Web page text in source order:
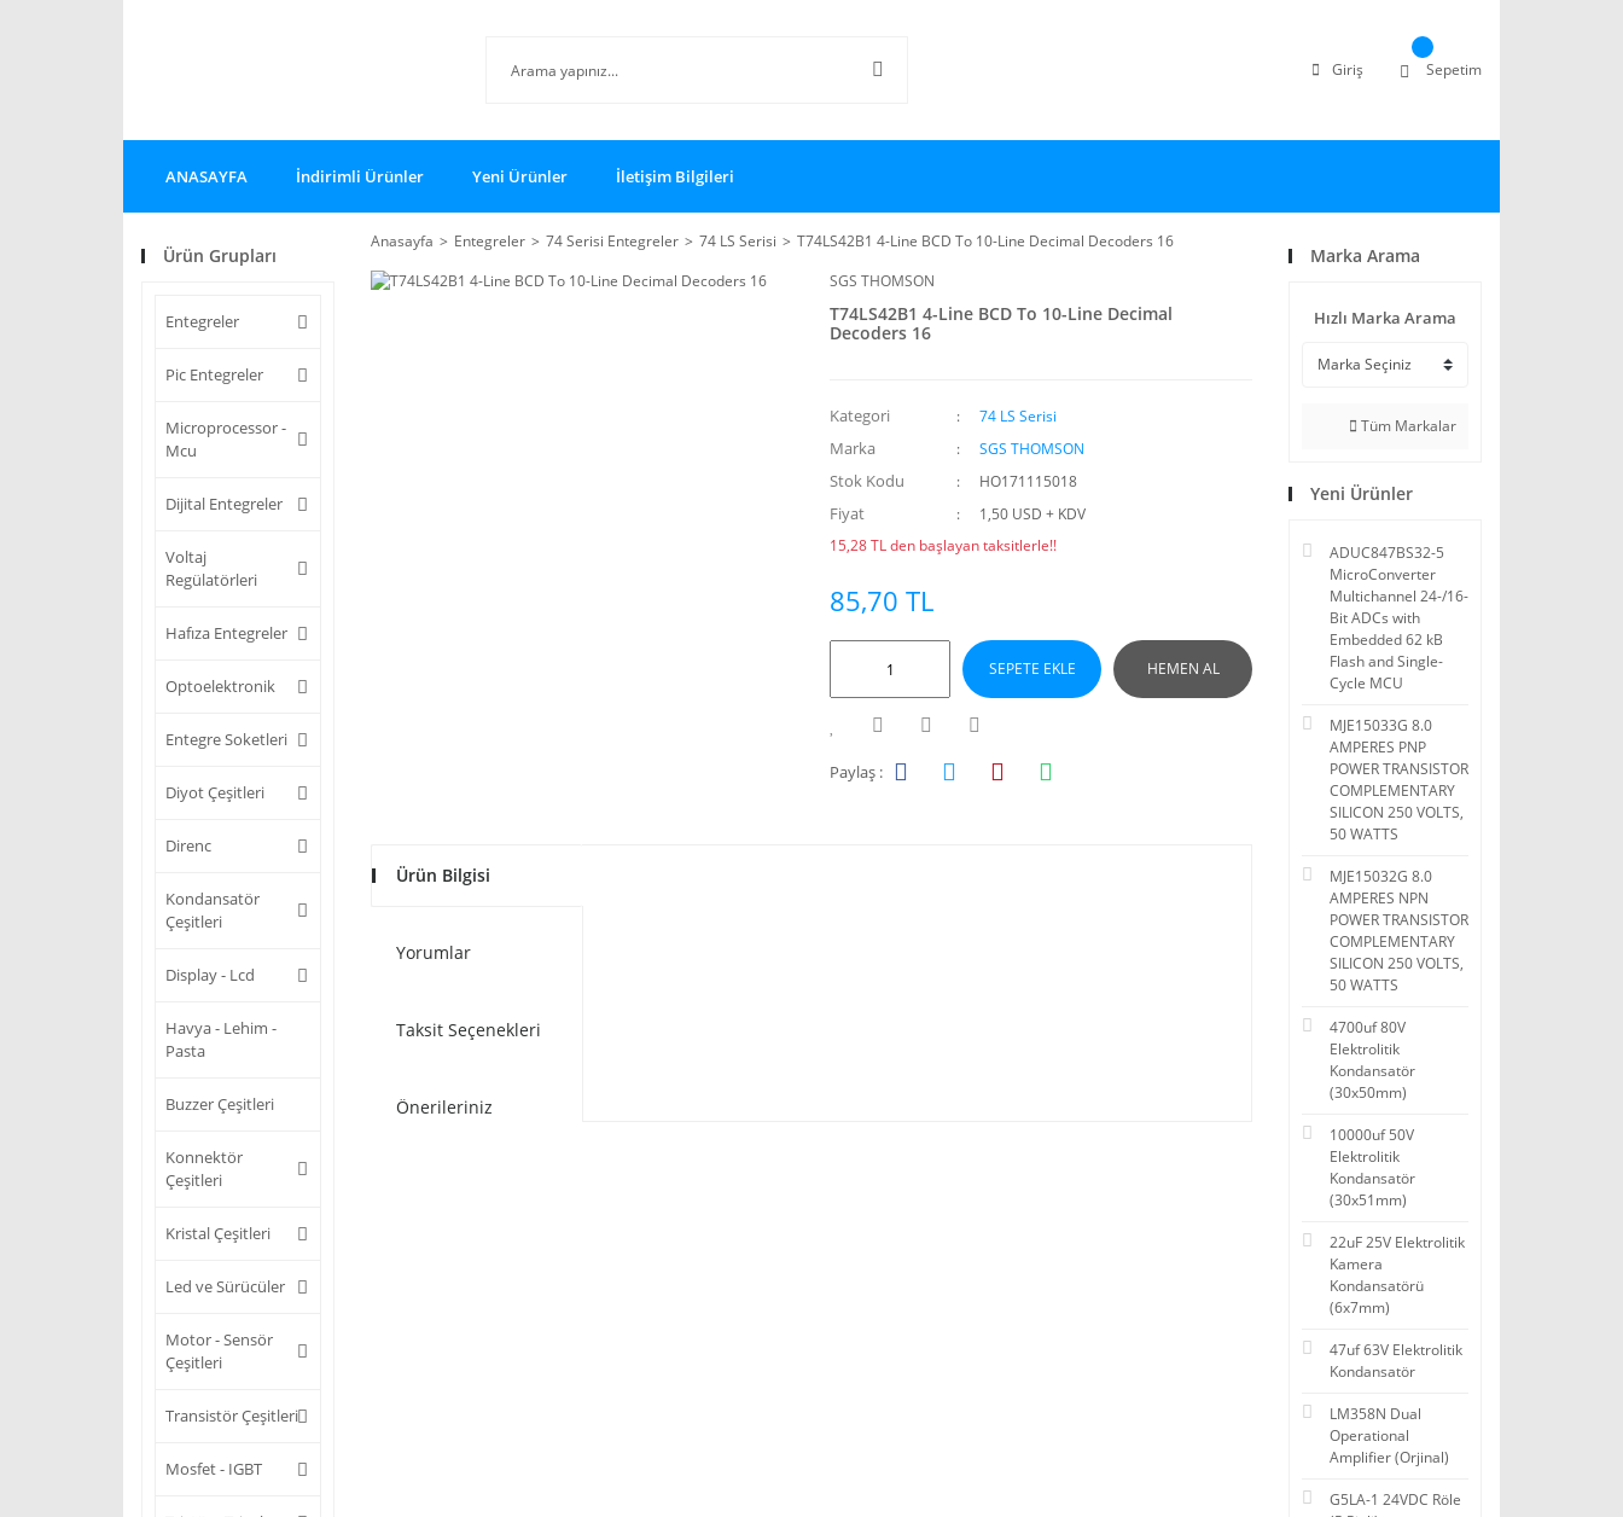
Giriş Sepetim
ANASAYFA İndirimli Ürünler Yeni Ürünler İletişim Bilgileri
Ürün Grupları
Entegreler
Pic Entegreler
Microprocessor -
Mcu
Dijital Entegreler
Voltaj
Regülatörleri
Hafıza Entegreler
Optoelektronik
Entegre Soketleri
Diyot Çeşitleri
Direnc
Kondansatör
Çeşitleri
Display - Lcd
Havya - Lehim -
Pasta
Buzzer Çeşitleri
Konnektör
Çeşitleri
Kristal Çeşitleri
Led ve Sürücüler
Motor - Sensör
Çeşitleri
Transistör Çeşitleri
Mosfet - IGBT
Anasayfa Entegreler 74 Serisi Entegreler 74 LS Serisi
T74LS42B1 4-Line BCD To 10-Line Decimal Decoders 16
SGS THOMSON
T74LS42B1 4-Line BCD To 10-Line Decimal
Decoders 16
Kategori 74 LS Serisi
Marka SGS THOMSON
Stok Kodu HO171115018
Fiyat
1,50 USD + KDV
15,28 TL den başlayan taksitlerle!!
85,70 TL
SEPETE EKLE HEMEN AL
Paylaş :
Ürün Bilgisi
Yorumlar
Taksit Seçenekleri
Önerileriniz
Marka Arama
Hızlı Marka Arama
Tüm Markalar
Yeni Ürünler
ADUC847BS32-5
MicroConverter
Multichannel 24-/16-
Bit ADCs with
Embedded 62 kB
Flash and Single-
Cycle MCU
MJE15033G 8.0
AMPERES PNP
POWER TRANSISTOR
COMPLEMENTARY
SILICON 250 VOLTS,
50 WATTS
MJE15032G 8.0
AMPERES NPN
POWER TRANSISTOR
COMPLEMENTARY
SILICON 250 VOLTS,
50 WATTS
4700uf 80V
Elektrolitik
Kondansatör
(30x50mm)
10000uf 50V
Elektrolitik
Kondansatör
(30x51mm)
22uF 25V Elektrolitik
Kamera
Kondansatörü
(6x7mm)
47uf 63V Elektrolitik
Kondansatör
LM358N Dual
Operational
Amplifier (Orjinal)
G5LA-1 24VDC Röle